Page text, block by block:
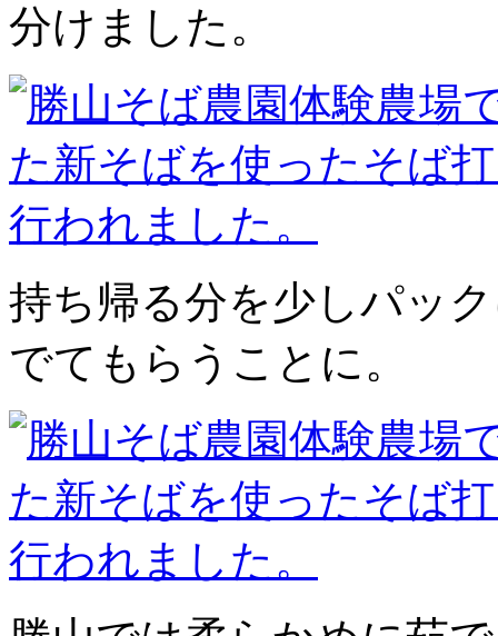
分けました。
持ち帰る分を少しパッ
でてもらうことに。